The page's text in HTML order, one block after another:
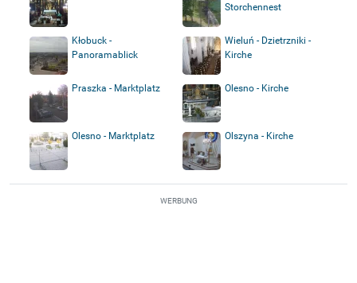
Storchennest
Kłobuck -
Panoramablick
Wieluń - Dzietrzniki -
Kirche
Praszka - Marktplatz Olesno - Kirche
Olesno - Marktplatz Olszyna - Kirche
WERBUNG